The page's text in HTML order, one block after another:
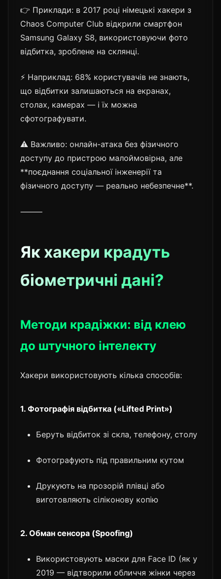
👉 Приклади: в 2017 році німецькі хакери з
Chaos Computer Club відкрили смартфон
Samsung Galaxy S8, використовуючи фото
відбитка, зроблене на склянці.
⚡ Наприклад: 68% користувачів не знають,
що відбитки залишаються на екранах,
столах, камерах — і їх можна
сфотографувати.
⚠️ Важливо: онлайн-атака без фізичного
доступу до пристрою малоймовірна, але
**поєднання соціальної інженерії та
фізичного доступу — реально небезпечне**.
⸻
Як хакери крадуть
біометричні дані?
Методи крадіжки: від клею
до штучного інтелекту
Хакери використовують кілька способів:
1. Фотографія відбитка («Lifted Print»)
Беруть відбиток зі скла, телефону, столу
Фотографують під правильним кутом
Друкують на прозорій плівці або
виготовляють сіліконову копію
2. Обман сенсора (Spoofing)
Використовують маски для Face ID (як у
2019 — відтворили обличчя жінки через